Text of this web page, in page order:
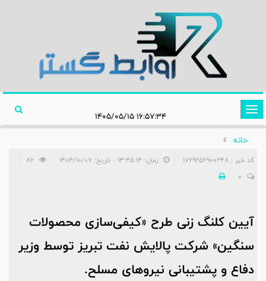
تغییر
وضعیت
ناوبری
۱۶:۵۷:۳۴ ۱۴۰۵/۰۵/۱۵
خانه
کد خبر : 1769256900248 زمان: ۱۳:۴۵:۱۴ - تاریخ: ۱۴۰۴/۱۰/۰۷
0
آیین كلنگ زنی طرح «كیفی‌سازی محصولات
سنگین» شركت پالایش نفت تبریز توسط وزیر
دفاع و پشتیبانی نیروهای مسلح.